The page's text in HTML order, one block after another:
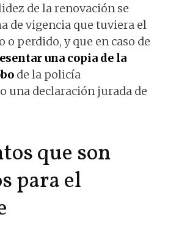
de la renovación se
de vigencia que tuviera el
o perdido, y que en caso de
una copia de la
de la policía
una declaración jurada de
que son
para el